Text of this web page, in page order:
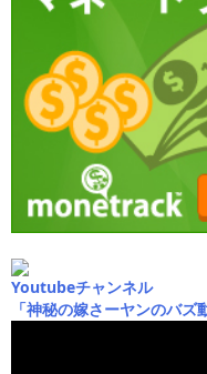
Youtubeチャンネル
「神秘の嫁さーヤンのバズ